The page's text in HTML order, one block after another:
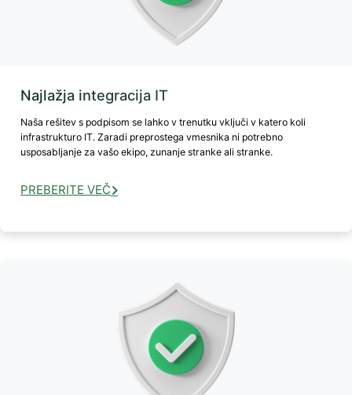
Najlažja integracija IT
Naša rešitev s podpisom se lahko v trenutku vključi v katero koli
infrastrukturo IT. Zaradi preprostega vmesnika ni potrebno
usposabljanje za vašo ekipo, zunanje stranke ali stranke.
PREBERITE VEČ